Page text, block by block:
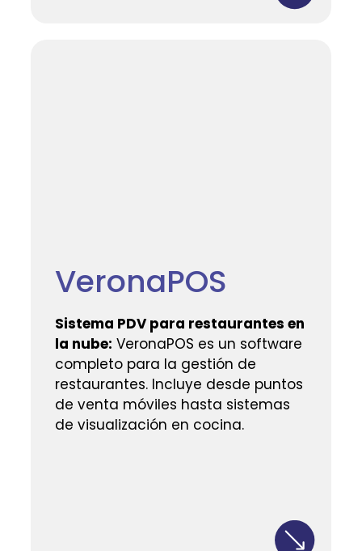
VeronaPOS
Sistema PDV para restaurantes en
la nube: VeronaPOS es un software
completo para la gestión de
restaurantes. Incluye desde puntos
de venta móviles hasta sistemas
de visualización en cocina.